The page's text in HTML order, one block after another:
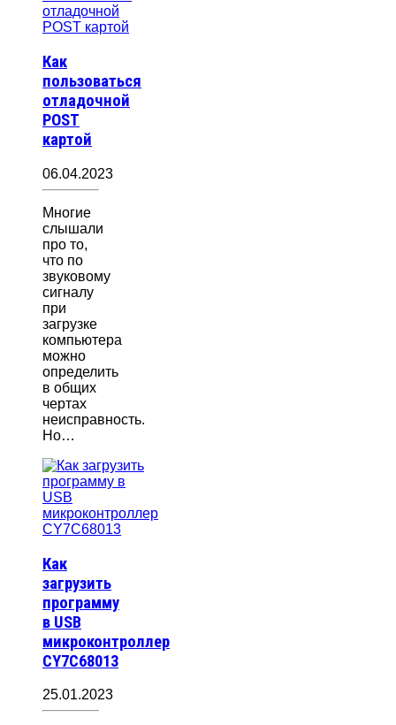
Как
пользоваться
отладочной
POST
картой
06.04.2023
Многие
слышали
про то,
что по
звуковому
сигналу
при
загрузке
компьютера
можно
определить
в общих
чертах
неисправность.
Но…
Как
загрузить
программу
в USB
микроконтроллер
CY7C68013
25.01.2023